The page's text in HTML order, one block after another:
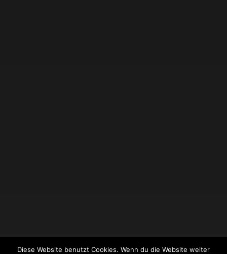
Diese Website benutzt Cookies. Wenn du die Website weiter